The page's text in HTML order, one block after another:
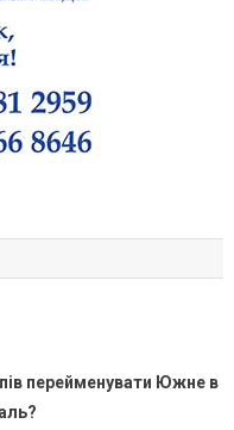
перейменувати Южне в